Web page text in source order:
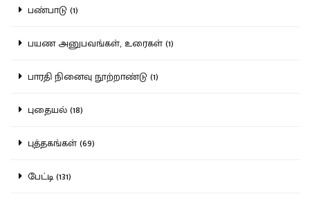
பண்பாடு (1)
பயண அனுபவங்கள், உரைகள் (1)
பாரதி நினைவு நூற்றாண்டு (1)
புதையல் (18)
புத்தகங்கள் (69)
பேட்டி (131)